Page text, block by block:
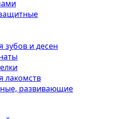
зубов и десен
лакомств
развивающие